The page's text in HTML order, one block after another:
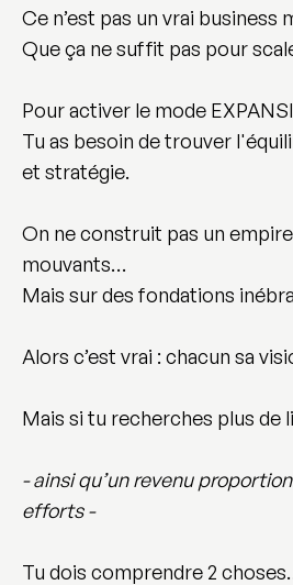
Ce n’est pas un vrai business
Que ça ne suffit pas pour
Pour activer le mode
Tu as besoin de trouver
et stratégie.
On ne construit pas un
mouvants…
Mais sur des fondations
Alors c’est vrai : chacun sa
Mais si tu recherches plus de
- ainsi qu’un revenu
efforts -
Tu dois comprendre 2